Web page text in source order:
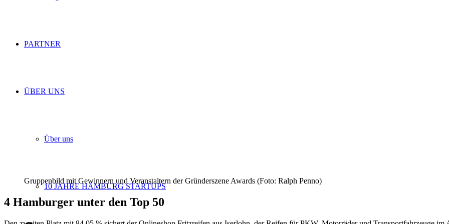
PARTNER
ÜBER UNS
Über uns
10 JAHRE HAMBURG STARTUPS
Gruppenbild mit Gewinnern und Veranstaltern der Gründerszene Awards (Foto: Ralph Penno)
4 Hamburger unter den Top 50